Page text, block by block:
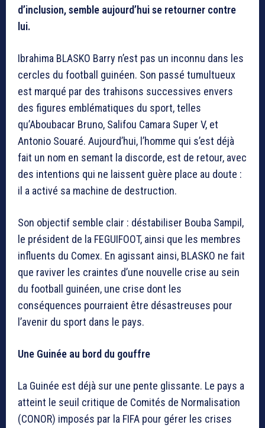
d’inclusion, semble aujourd’hui se retourner contre
lui.
Ibrahima BLASKO Barry n’est pas un inconnu dans les
cercles du football guinéen. Son passé tumultueux
est marqué par des trahisons successives envers
des figures emblématiques du sport, telles
qu’Aboubacar Bruno, Salifou Camara Super V, et
Antonio Souaré. Aujourd’hui, l’homme qui s’est déjà
fait un nom en semant la discorde, est de retour, avec
des intentions qui ne laissent guère place au doute :
il a activé sa machine de destruction.
Son objectif semble clair : déstabiliser Bouba Sampil,
le président de la FEGUIFOOT, ainsi que les membres
influents du Comex. En agissant ainsi, BLASKO ne fait
que raviver les craintes d’une nouvelle crise au sein
du football guinéen, une crise dont les
conséquences pourraient être désastreuses pour
l’avenir du sport dans le pays.
Une Guinée au bord du gouffre
La Guinée est déjà sur une pente glissante. Le pays a
atteint le seuil critique de Comités de Normalisation
(CONOR) imposés par la FIFA pour gérer les crises